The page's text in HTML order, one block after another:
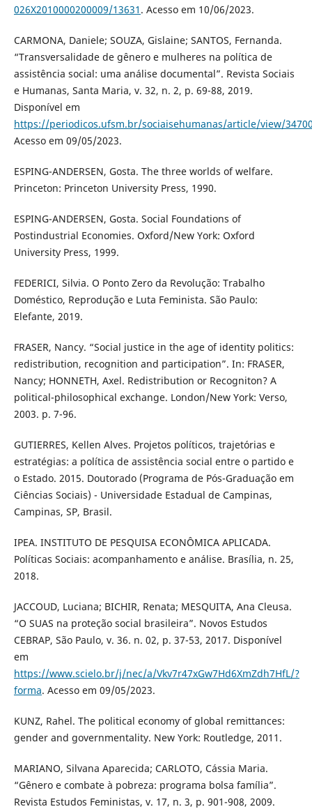
026X2010000200009/13631 . Acesso em 10/06/2023.
CARMONA, Daniele; SOUZA, Gislaine; SANTOS, Fernanda.
“Transversalidade de gênero e mulheres na política de
assistência social: uma análise documental”. Revista Sociais
e Humanas, Santa Maria, v. 32, n. 2, p. 69-88, 2019.
Disponível em
https://periodicos.ufsm.br/sociaisehumanas/article/view/
Acesso em 09/05/2023.
ESPING-ANDERSEN, Gosta. The three worlds of welfare.
Princeton: Princeton University Press, 1990.
ESPING-ANDERSEN, Gosta. Social Foundations of
Postindustrial Economies. Oxford/New York: Oxford
University Press, 1999.
FEDERICI, Silvia. O Ponto Zero da Revolução: Trabalho
Doméstico, Reprodução e Luta Feminista. São Paulo:
Elefante, 2019.
FRASER, Nancy. “Social justice in the age of identity politics:
redistribution, recognition and participation”. In: FRASER,
Nancy; HONNETH, Axel. Redistribution or Recogniton? A
political-philosophical exchange. London/New York: Verso,
2003. p. 7-96.
GUTIERRES, Kellen Alves. Projetos políticos, trajetórias e
estratégias: a política de assistência social entre o partido e
o Estado. 2015. Doutorado (Programa de Pós-Graduação em
Ciências Sociais) - Universidade Estadual de Campinas,
Campinas, SP, Brasil.
IPEA. INSTITUTO DE PESQUISA ECONÔMICA APLICADA.
Políticas Sociais: acompanhamento e análise. Brasília, n. 25,
2018.
JACCOUD, Luciana; BICHIR, Renata; MESQUITA, Ana Cleusa.
“O SUAS na proteção social brasileira”. Novos Estudos
CEBRAP, São Paulo, v. 36. n. 02, p. 37-53, 2017. Disponível
em
https://www.scielo.br/j/nec/a/Vkv7r47xGw7Hd6XmZdh7HfL/?
forma. Acesso em 09/05/2023.
KUNZ, Rahel. The political economy of global remittances:
gender and governmentality. New York: Routledge, 2011.
MARIANO, Silvana Aparecida; CARLOTO, Cássia Maria.
“Gênero e combate à pobreza: programa bolsa família”.
Revista Estudos Feministas, v. 17, n. 3, p. 901-908, 2009.